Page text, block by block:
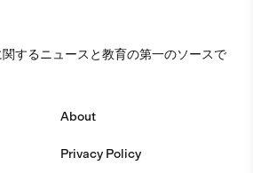
するニュースと教育の第一のソースで
About
Privacy Policy